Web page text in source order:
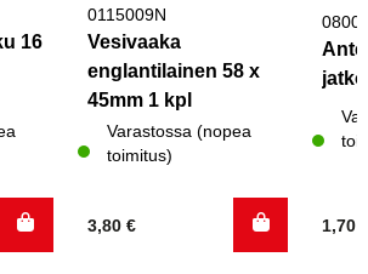
16
0115009N
Vesivaaka
englantilainen 58 x
45mm 1 kpl
Varastossa (nopea
toimitus)
3,80 € 1,70